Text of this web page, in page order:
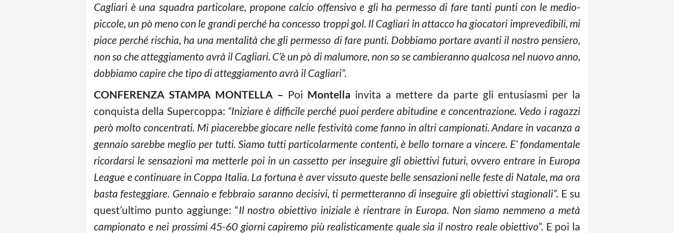
Cagliari è una squadra particolare, propone calcio offensivo e gli ha permesso di fare tanti punti con le medio-
piccole, un pò meno con le grandi perché ha concesso troppi gol. Il Cagliari in attacco ha giocatori imprevedibili, mi
piace perché rischia, ha una mentalità che gli permesso di fare punti. Dobbiamo portare avanti il nostro pensiero,
non so che atteggiamento avrà il Cagliari. C’è un pò di malumore, non so se cambieranno qualcosa nel nuovo anno,
dobbiamo capire che tipo di atteggiamento avrà il Cagliari”.
CONFERENZA STAMPA MONTELLA – Poi Montella invita a mettere da parte gli entusiasmi per la
conquista della Supercoppa: “Iniziare è difficile perché puoi perdere abitudine e concentrazione. Vedo i ragazzi
però molto concentrati. Mi piacerebbe giocare nelle festività come fanno in altri campionati. Andare in vacanza a
gennaio sarebbe meglio per tutti. Siamo tutti particolarmente contenti, è bello tornare a vincere. E’ fondamentale
ricordarsi le sensazioni ma metterle poi in un cassetto per inseguire gli obiettivi futuri, ovvero entrare in Europa
League e continuare in Coppa Italia. La fortuna è aver vissuto queste belle sensazioni nelle feste di Natale, ma ora
basta festeggiare. Gennaio e febbraio saranno decisivi, ti permetteranno di inseguire gli obiettivi stagionali”. E su
quest’ultimo punto aggiunge: “Il nostro obiettivo iniziale è rientrare in Europa. Non siamo nemmeno a metà
campionato e nei prossimi 45-60 giorni capiremo più realisticamente quale sia il nostro reale obiettivo”. E poi la